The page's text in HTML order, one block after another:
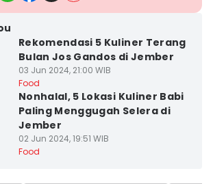
Rekomendasi 5 Kuliner Terang
Bulan Jos Gandos di Jember
03 Jun 2024, 21:00 WIB
Food
Nonhalal, 5 Lokasi Kuliner Babi
Paling Menggugah Selera di
Jember
02 Jun 2024, 19:51 WIB
Food